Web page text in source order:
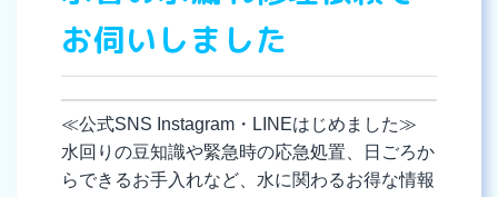
お伺いしました
≪公式SNS Instagram・LINEはじめました≫
水回りの豆知識や緊急時の応急処置、日ごろか
らできるお手入れなど、水に関わるお得な情報